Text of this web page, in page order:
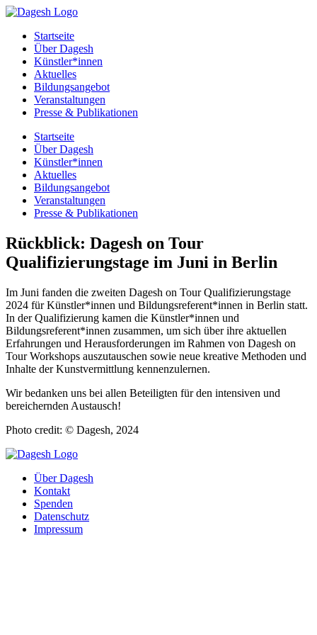
Startseite
Über Dagesh
Künstler*innen
Aktuelles
Bildungsangebot
Veranstaltungen
Presse & Publikationen
Startseite
Über Dagesh
Künstler*innen
Aktuelles
Bildungsangebot
Veranstaltungen
Presse & Publikationen
Rückblick: Dagesh on Tour
Qualifizierungstage im Juni in Berlin
Im Juni fanden die zweiten Dagesh on Tour Qualifizierungstage
2024 für Künstler*innen und Bildungsreferent*innen in Berlin statt.
In der Qualifizierung kamen die Künstler*innen und
Bildungsreferent*innen zusammen, um sich über ihre aktuellen
Erfahrungen und Herausforderungen im Rahmen von Dagesh on
Tour Workshops auszutauschen sowie neue kreative Methoden und
Inhalte der Kunstvermittlung kennenzulernen.
Wir bedanken uns bei allen Beteiligten für den intensiven und
bereichernden Austausch!
Photo credit: © Dagesh, 2024
Über Dagesh
Kontakt
Spenden
Datenschutz
Impressum